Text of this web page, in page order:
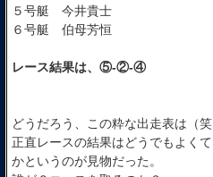
５号艇 今井貴士
６号艇 伯母芳恒
レース結果は、⑤-②-④
どうだろう、この粋な出走表は（笑
正直レースの結果はどうでもよく
かというのが見物だった。